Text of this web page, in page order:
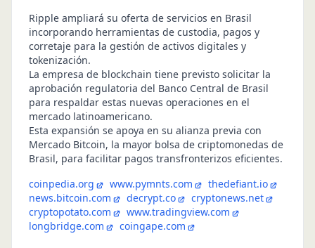
Ripple ampliará su oferta de servicios en Brasil
incorporando herramientas de custodia, pagos y
corretaje para la gestión de activos digitales y
tokenización.
La empresa de blockchain tiene previsto solicitar la
aprobación regulatoria del Banco Central de Brasil
para respaldar estas nuevas operaciones en el
mercado latinoamericano.
Esta expansión se apoya en su alianza previa con
Mercado Bitcoin, la mayor bolsa de criptomonedas de
Brasil, para facilitar pagos transfronterizos eficientes.
coinpedia.org
www.pymnts.com
thedefiant.io
news.bitcoin.com
decrypt.co
cryptonews.net
cryptopotato.com
www.tradingview.com
longbridge.com
coingape.com